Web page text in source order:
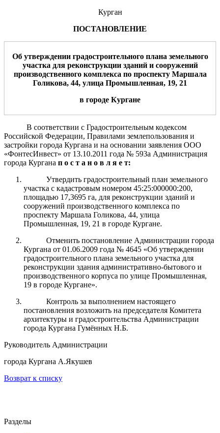
Курган
ПОСТАНОВЛЕНИЕ
Об утверждении градостроительного плана земельного
участка для реконструкции зданий и сооружений
производственного комплекса по проспекту Маршала
Голикова, 44, улица Промышленная, 19, 21
в городе Кургане
В соответствии с Градостроительным кодексом
Российской Федерации, Правилами землепользования и
застройки города Кургана и на основании заявления ООО
«ФонтесИнвест» от 13.10.2011 года № 593а Администрация
города Кургана п о с т а н о в л я е т:
Утвердить градостроительный план земельного
участка с кадастровым номером 45:25:000000:200,
площадью 17,3695 га, для реконструкции зданий и
сооружений производственного комплекса по
проспекту Маршала Голикова, 44, улица
Промышленная, 19, 21 в городе Кургане.
Отменить постановление Администрации города
Кургана от 01.06.2009 года № 4645 «Об утверждении
градостроительного плана земельного участка для
реконструкции здания административно-бытового и
производственного корпуса по улице Промышленная,
19 в городе Кургане».
Контроль за выполнением настоящего
постановления возложить на председателя Комитета
архитектуры и градостроительства Администрации
города Кургана Гумённых Н.Б.
Руководитель Администрации
города Кургана А.Якушев
Возврат к списку
Разделы